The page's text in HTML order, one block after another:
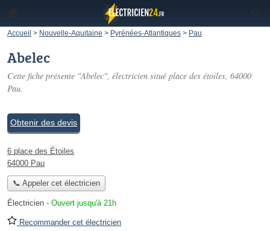
Accueil > Nouvelle-Aquitaine > Pyrénées-Atlantiques > Pau
Abelec
Cette fiche présente "Abelec", électricien situé place des étoiles, 64000
Pau.
Obtenir des devis
6 place des Étoiles
64000 Pau
📞 Appeler cet électricien
Électricien - Ouvert jusqu'à 21h
Recommander cet électricien